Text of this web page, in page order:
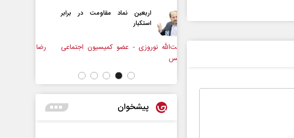
اربعین نماد مقاومت در برابر
استکبار‌
رحمت‌الله نوروزی - عضو کمیسیون اجتماعی
از باتلاق انرژی تا بن‌بست ترامپ
رضا سپهوند - سخنگوی کمیسیون انرژی مجلس
پیشخوان